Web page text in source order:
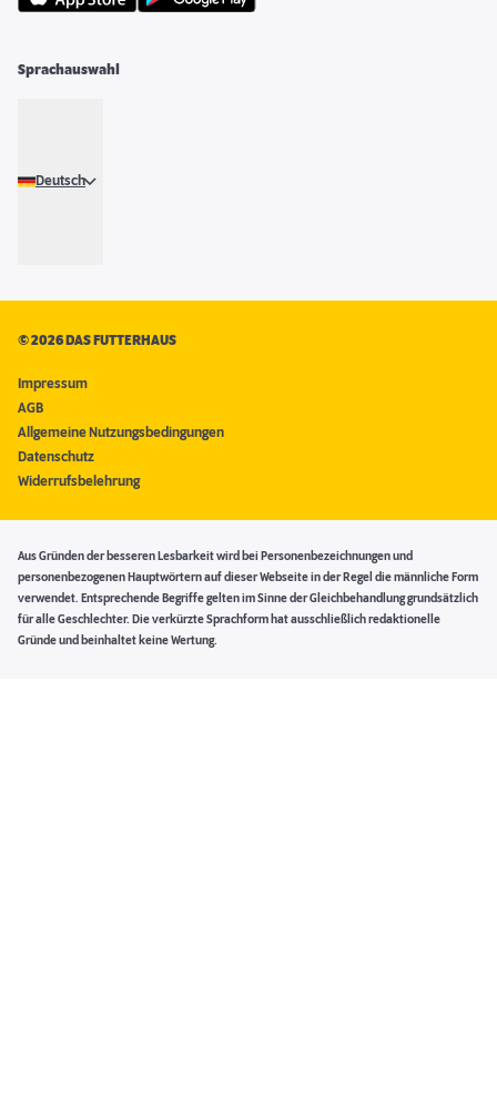
Sprachauswahl
Deutsch
©2026 DAS FUTTERHAUS
Impressum
AGB
Allgemeine Nutzungsbedingungen
Datenschutz
Widerrufsbelehrung
Aus Gründen der besseren Lesbarkeit wird bei Personenbezeichnungen und
personenbezogenen Hauptwörtern auf dieser Webseite in der Regel die männliche Form
verwendet. Entsprechende Begriffe gelten im Sinne der Gleichbehandlung grundsätzlich
für alle Geschlechter. Die verkürzte Sprachform hat ausschließlich redaktionelle
Gründe und beinhaltet keine Wertung.